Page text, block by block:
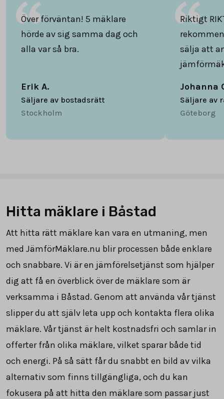
Över förväntan! 5 mäklare
hörde av sig samma dag och
alla var så bra.
Erik A.
Säljare av bostadsrätt
Stockholm
Riktigt
sälja att
Johanna
Säljare av
Göteborg
Hitta mäklare i Båstad
Att hitta rätt mäklare kan vara en utmaning, men
med JämförMäklare.nu blir processen både enklare
och snabbare. Vi är en jämförelsetjänst som hjälper
dig att få en överblick över de mäklare som är
verksamma i Båstad. Genom att använda vår tjänst
slipper du att själv leta upp och kontakta flera olika
mäklare. Vår tjänst är helt kostnadsfri och samlar in
offerter från olika mäklare, vilket sparar både tid
och energi. På så sätt får du snabbt en bild av vilka
alternativ som finns tillgängliga, och du kan
fokusera på att hitta den mäklare som passar just